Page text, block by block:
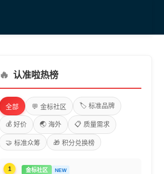
🔥 认准啦热榜
全部 💬 金标社区 🏷️ 标准品牌
💰 好价 🌏 海外 📋 质量需求
🤝 标准众筹 🎁 积分兑换榜
1 金标社区 NEW